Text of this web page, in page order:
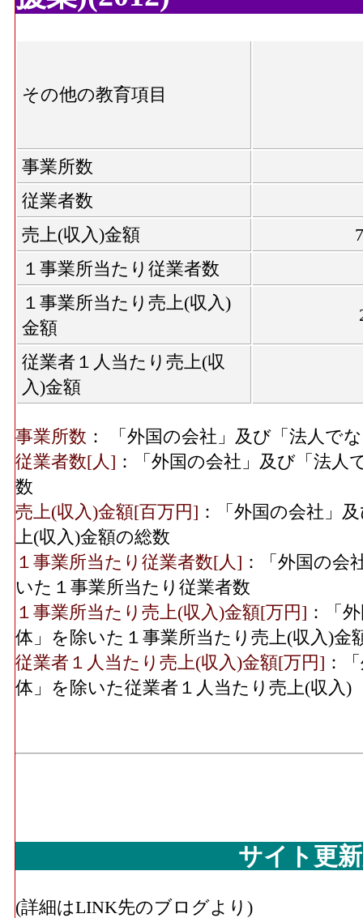
その他の教育項目
事業所数
従業者数
売上(収入)金額
１事業所当たり従業者数
１事業所当たり売上(収入)
金額
従業者１人当たり売上(収
入)金額
事業所数 ： 「外国の会社」及び「法人で
従業者数[人] ：「外国の会社」及び「法
数
売上(収入)金額[百万円] ：「外国の会社」
上(収入)金額の総数
１事業所当たり従業者数[人] ：「外国の会
いた１事業所当たり従業者数
１事業所当たり売上(収入)金額[万円] ：「
体」を除いた１事業所当たり売上(収入)金
従業者１人当たり売上(収入)金額[万円] ：
体」を除いた従業者１人当たり売上(収入)
サイト更
(詳細はLINK先のブログより)